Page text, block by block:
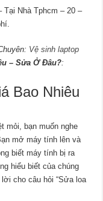
Tại Nhà Tphcm – 20 –
Vệ sinh laptop
– Sửa Ở Đâu?:
Bao Nhiêu
mỏi, bạn muốn nghe
mở máy tính lên và
biết máy tính bị ra
hiểu biết của chúng
cho câu hỏi “Sửa loa